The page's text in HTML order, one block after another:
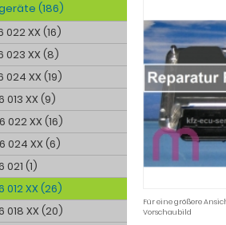
Für eine größere
Vorschaubild
(186)
022 XX (16)
023 XX (8)
024 XX (19)
013 XX (9)
022 XX (16)
024 XX (6)
021 (1)
012 XX (26)
018 XX (20)